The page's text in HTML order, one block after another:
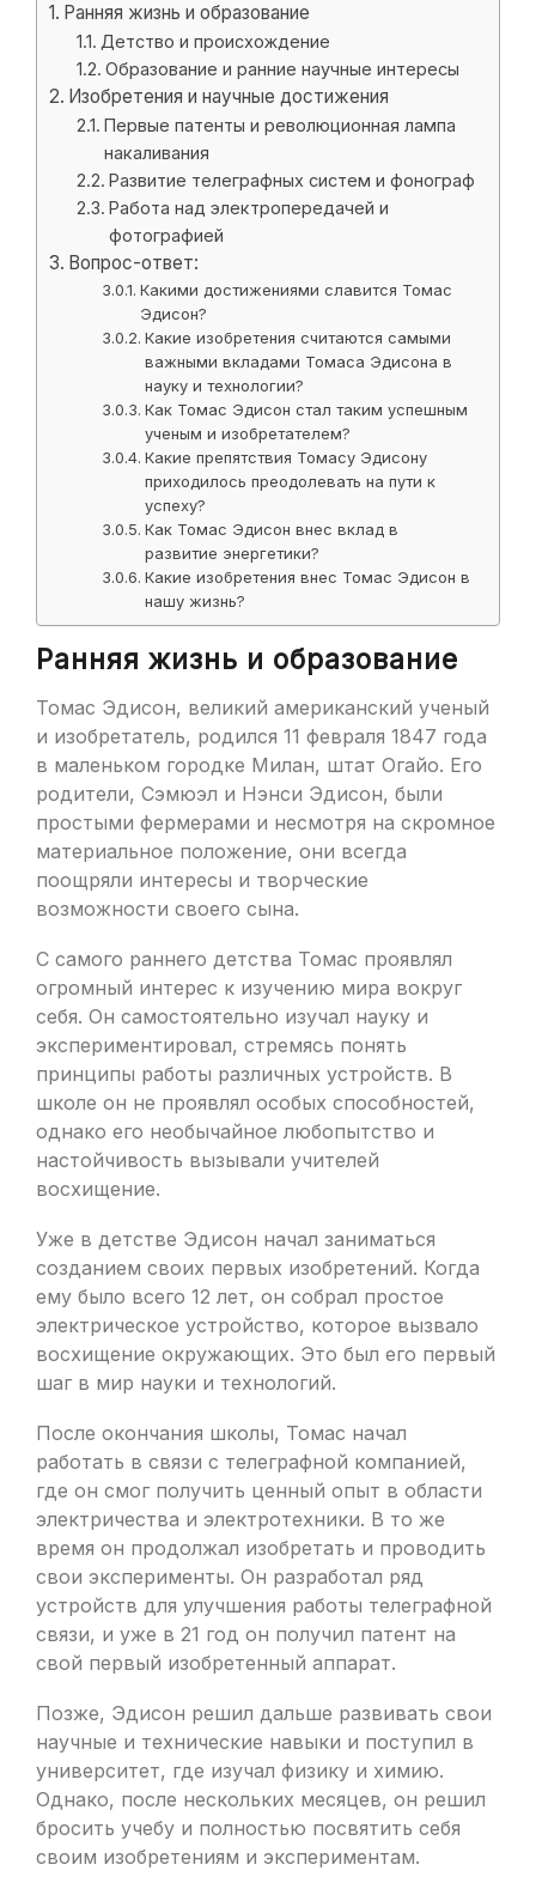
Ранняя жизнь и образование
Детство и происхождение
Образование и ранние научные интересы
Изобретения и научные достижения
Первые патенты и революционная лампа
накаливания
Развитие телеграфных систем и фонограф
Работа над электропередачей и
фотографией
Вопрос-ответ:
Какими достижениями славится Томас
Эдисон?
Какие изобретения считаются самыми
важными вкладами Томаса Эдисона в
науку и технологии?
Как Томас Эдисон стал таким успешным
ученым и изобретателем?
Какие препятствия Томасу Эдисону
приходилось преодолевать на пути к
успеху?
Как Томас Эдисон внес вклад в
развитие энергетики?
Какие изобретения внес Томас Эдисон в
нашу жизнь?
Ранняя жизнь и образование
Томас Эдисон, великий американский ученый
и изобретатель, родился 11 февраля 1847 года
в маленьком городке Милан, штат Огайо. Его
родители, Сэмюэл и Нэнси Эдисон, были
простыми фермерами и несмотря на скромное
материальное положение, они всегда
поощряли интересы и творческие
возможности своего сына.
С самого раннего детства Томас проявлял
огромный интерес к изучению мира вокруг
себя. Он самостоятельно изучал науку и
экспериментировал, стремясь понять
принципы работы различных устройств. В
школе он не проявлял особых способностей,
однако его необычайное любопытство и
настойчивость вызывали учителей
восхищение.
Уже в детстве Эдисон начал заниматься
созданием своих первых изобретений. Когда
ему было всего 12 лет, он собрал простое
электрическое устройство, которое вызвало
восхищение окружающих. Это был его первый
шаг в мир науки и технологий.
После окончания школы, Томас начал
работать в связи с телеграфной компанией,
где он смог получить ценный опыт в области
электричества и электротехники. В то же
время он продолжал изобретать и проводить
свои эксперименты. Он разработал ряд
устройств для улучшения работы телеграфной
связи, и уже в 21 год он получил патент на
свой первый изобретенный аппарат.
Позже, Эдисон решил дальше развивать свои
научные и технические навыки и поступил в
университет, где изучал физику и химию.
Однако, после нескольких месяцев, он решил
бросить учебу и полностью посвятить себя
своим изобретениям и экспериментам.